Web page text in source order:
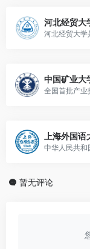
河北经贸大
河北经贸大学
中国矿业大
全国首批产业
上海外国语
中华人民共和
暂无评论